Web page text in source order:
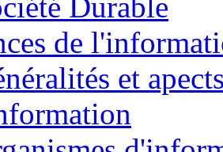
Durable
de
et